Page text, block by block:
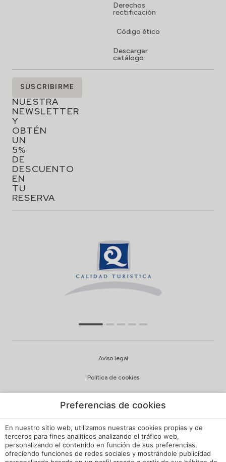
Derechos
rectificación
Código ético
Descargar
catálogo
SUSCRÍBETE
NUESTRA
NEWSLETTER
Y
OBTÉN
UN
5%
DE
DESCUENTO
EN
TU
RESERVA
SUSCRIBIRME
Aviso legal
Política de cookies
Política de Calidad y Medioambiente
Canal de Denuncias Hoteles de España
Preferencias de cookies
En nuestro sitio web, utilizamos nuestras cookies propias y de
terceros para fines analíticos analizando el tráfico web,
personalizando el contenido en función de sus preferencias,
ofreciendo funciones de redes sociales y mostrándole publicidad